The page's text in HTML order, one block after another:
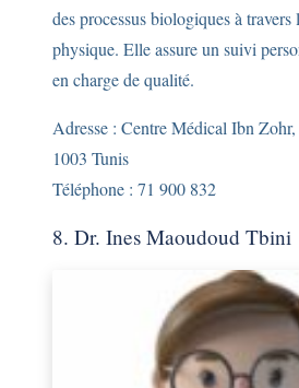
des processus biologiques à travers
physique. Elle assure un suivi
en charge de qualité.
Adresse : Centre Médical Ibn
1003 Tunis
Téléphone : 71 900 832
8. Dr. Ines Maoudoud Tbini